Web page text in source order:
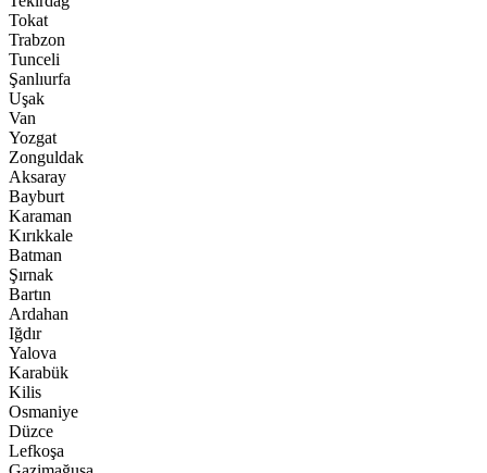
Tokat
Trabzon
Tunceli
Şanlıurfa
Uşak
Van
Yozgat
Zonguldak
Aksaray
Bayburt
Karaman
Kırıkkale
Batman
Şırnak
Bartın
Ardahan
Iğdır
Yalova
Karabük
Kilis
Osmaniye
Düzce
Lefkoşa